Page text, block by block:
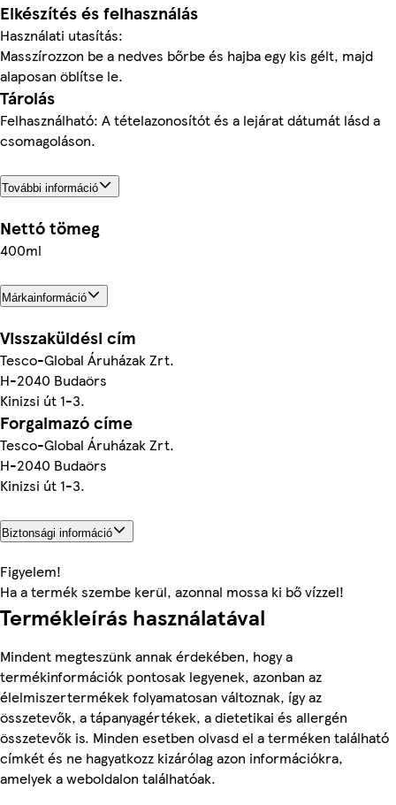
Elkészítés és felhasználás
Használati utasítás:
Masszírozzon be a nedves bőrbe és hajba egy kis gélt, majd
alaposan öblítse le.
Tárolás
Felhasználható: A tételazonosítót és a lejárat dátumát lásd a
csomagoláson.
További információ
Nettó tömeg
400ml
Márkainformáció
Visszaküldési cím
Tesco-Global Áruházak Zrt.
H-2040 Budaörs
Kinizsi út 1-3.
Forgalmazó címe
Tesco-Global Áruházak Zrt.
H-2040 Budaörs
Kinizsi út 1-3.
Biztonsági információ
Figyelem!
Ha a termék szembe kerül, azonnal mossa ki bő vízzel!
Termékleírás használatával
Mindent megteszünk annak érdekében, hogy a
termékinformációk pontosak legyenek, azonban az
élelmiszertermékek folyamatosan változnak, így az
összetevők, a tápanyagértékek, a dietetikai és allergén
összetevők is. Minden esetben olvasd el a terméken található
címkét és ne hagyatkozz kizárólag azon információkra,
amelyek a weboldalon találhatóak.